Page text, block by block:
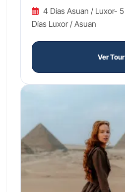
4 Días Asuan / Luxor- 5
Días Luxor / Asuan
Ver Tour